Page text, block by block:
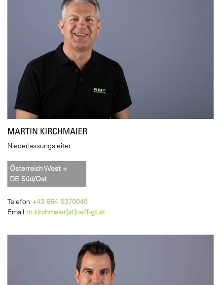
MARTIN KIRCHMAIER
Niederlassungsleiter
Österreich West +
DE Süd/Ost
Telefon +43 664 5370045
Email m.kirchmaier[at]neff-gt.at